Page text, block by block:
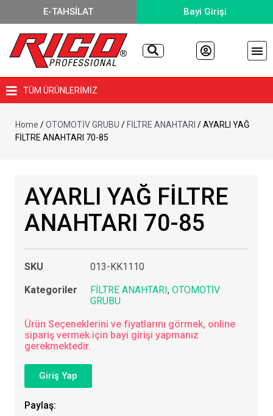
E-TAHSİLAT Bayi Girişi
TÜM ÜRÜNLERİMİZ
Home /OTOMOTİV GRUBU / FİLTRE ANAHTARI / AYARLI YAĞ
FİLTRE ANAHTARI 70-85
AYARLI YAĞ FİLTRE
ANAHTARI 70-85
SKU
013-KK1110
Kategoriler
FİLTRE ANAHTARI , OTOMOTİV
GRUBU
Ürün Seçeneklerini ve fiyatlarını görmek, online
sipariş vermek için bayi girişi yapmanız
gerekmektedir.
Giriş Yap
Paylaş: